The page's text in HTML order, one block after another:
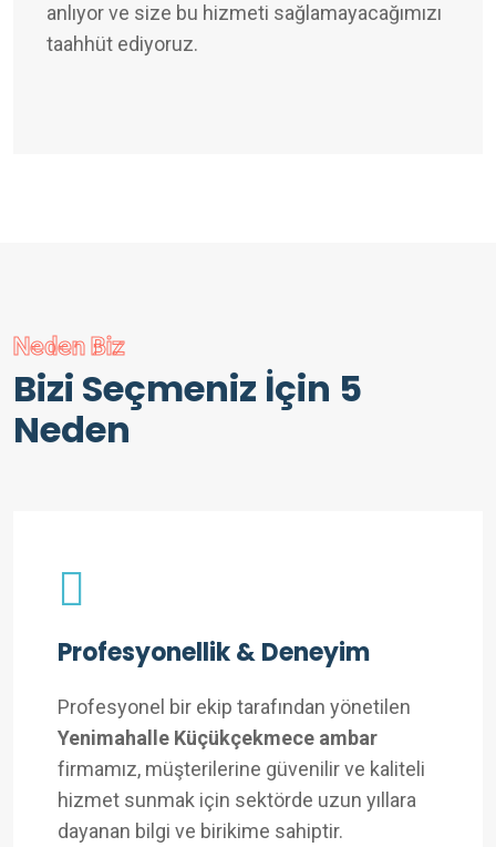
anlıyor ve size bu hizmeti sağlamayacağımızı
taahhüt ediyoruz.
Neden Biz
Bizi Seçmeniz İçin 5
Neden
Profesyonellik & Deneyim
Profesyonel bir ekip tarafından yönetilen
Yenimahalle Küçükçekmece ambar
firmamız, müşterilerine güvenilir ve kaliteli
hizmet sunmak için sektörde uzun yıllara
dayanan bilgi ve birikime sahiptir.